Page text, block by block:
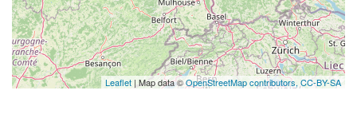
Leaflet | Map data ©OpenStreetMap contributors, CC-BY-SA